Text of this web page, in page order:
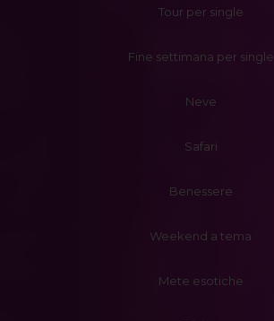
Tour per single
Fine settimana per single
Neve
Safari
Benessere
Weekend a tema
Mete esotiche